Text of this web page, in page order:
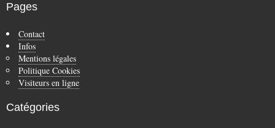
Pages
Contact
Infos
Mentions légales
Politique Cookies
Visiteurs en ligne
Catégories